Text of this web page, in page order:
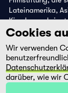
Lateinamerika,
Kino
Streaming-
Cookies
Wir verwenden
darüber, wie wir